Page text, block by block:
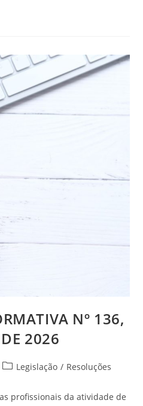
Nº 136,
2026
Legislação / Resoluções
profissionais da atividade de